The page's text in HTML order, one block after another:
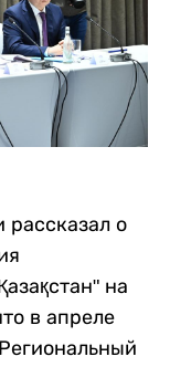
рассказал о
на
в апреле